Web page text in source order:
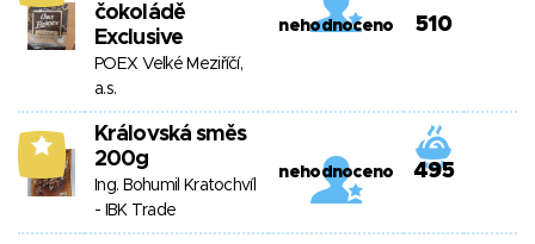
čokoládě
Exclusive
POEX Velké Meziříčí,
a.s.
nehodnoceno 510
6
Královská směs
200g
Ing. Bohumil Kratochvíl
- IBK Trade
nehodnoceno 495